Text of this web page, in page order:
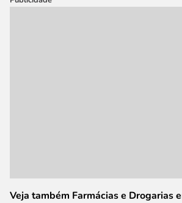
Veja também Farmácias e Drogarias